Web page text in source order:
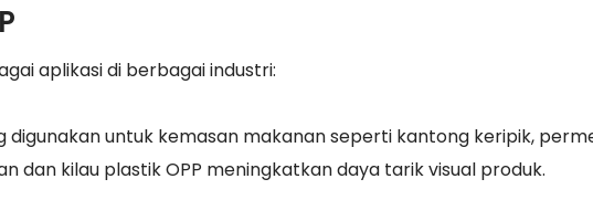
aplikasi di berbagai industri:
digunakan untuk kemasan makanan seperti kantong keripik,
dan kilau plastik OPP meningkatkan daya tarik visual produk.